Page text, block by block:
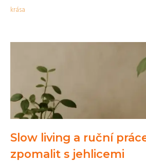
krása
Slow living a ruční
zpomalit s jehlicemi